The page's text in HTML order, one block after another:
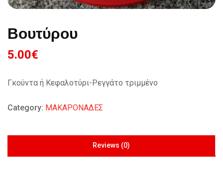
Βουτύρου
5.00€
Γκούντα ή Κεφαλοτύρι-Ρεγγάτο τριμμένο
Category: ΜΑΚΑΡΟΝΑΔΕΣ
Reviews (0)